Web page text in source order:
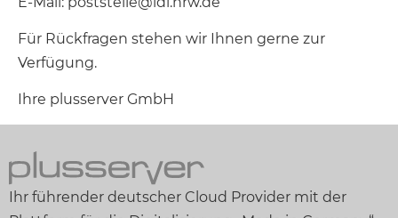
Für Rückfragen stehen wir Ihnen gerne zur
Verfügung.
Ihre plusserver GmbH
Ihr führender deutscher Cloud Provider mit der